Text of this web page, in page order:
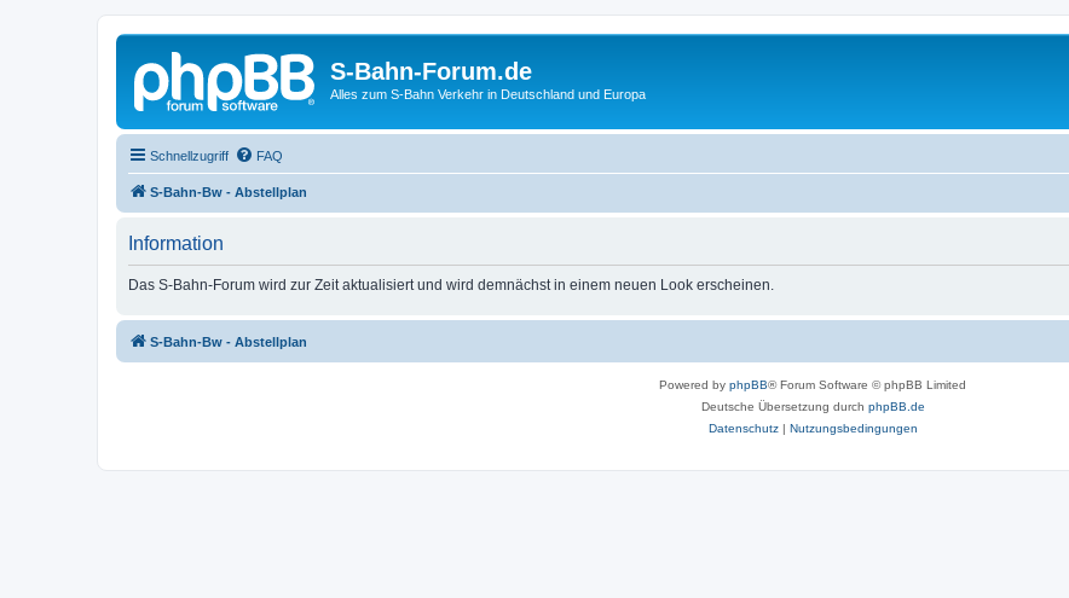
S-Bahn-Forum.de
Alles zum S-Bahn Verkehr in Deutschland und Europa
Schnellzugriff FAQ
S-Bahn-Bw - Abstellplan
Information
Das S-Bahn-Forum wird zur Zeit aktualisiert und wird demnächst in einem neuen Look erscheinen.
S-Bahn-Bw - Abstellplan
Powered by phpBB® Forum Software © phpBB Limited
Deutsche Übersetzung durch phpBB.de
Datenschutz| Nutzungsbedingungen